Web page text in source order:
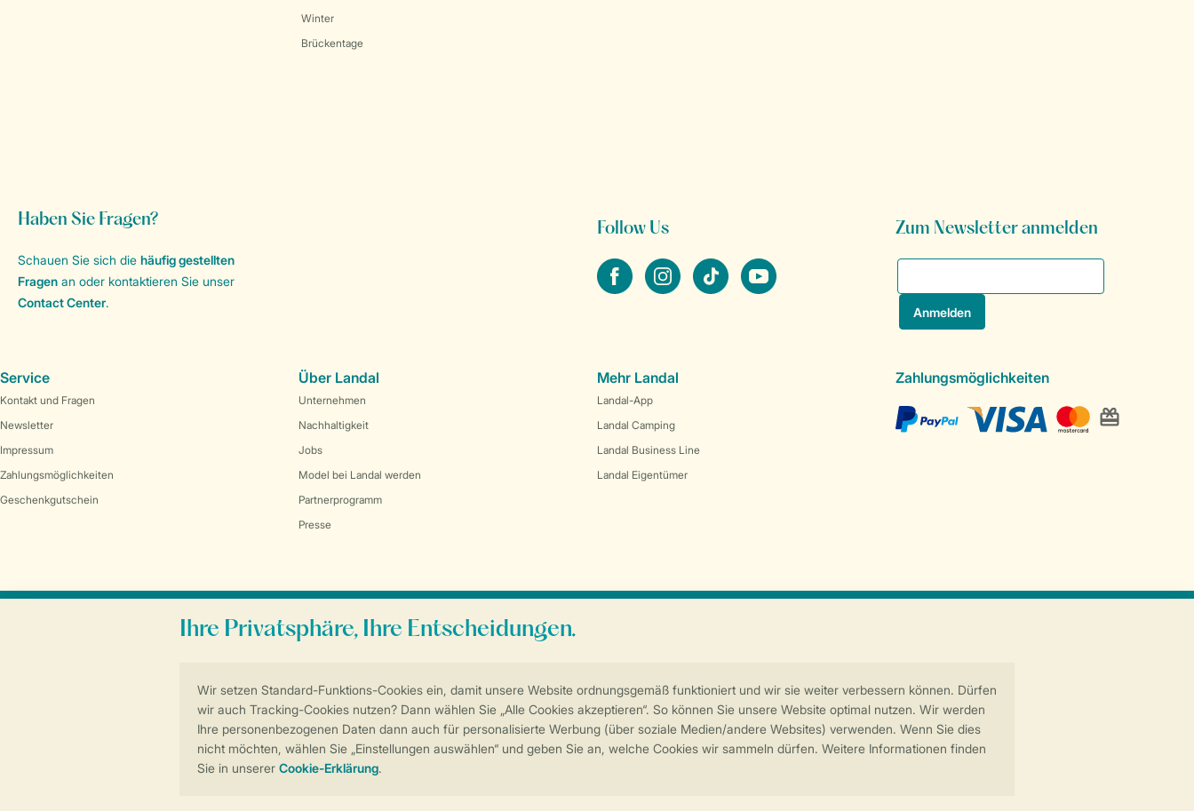
Sicherstellung Deiner Privatsphäre
Weitere Informationen und Einstellungen
Sicher und schnell zur Online-Buchung
Winter
Brückentage
Haben Sie Fragen?
Schauen Sie sich die häufig gestellten
Fragen an oder kontaktieren Sie unser
Contact Center.
Follow Us
facebookinstagramtiktok youtube
Zum Newsletter anmelden
Service
Kontakt und Fragen
Newsletter
Impressum
Zahlungsmöglichkeiten
Geschenkgutschein
Über Landal
Unternehmen
Nachhaltigkeit
Jobs
Model bei Landal werden
Partnerprogramm
Presse
Mehr Landal
Landal-App
Landal Camping
Landal Business Line
Landal Eigentümer
Zahlungsmöglichkeiten